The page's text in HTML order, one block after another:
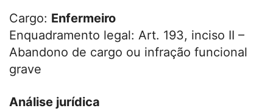
Cargo: Enfermeiro
Enquadramento legal: Art. 193, inciso II –
Abandono de cargo ou infração funcional
grave
Análise jurídica